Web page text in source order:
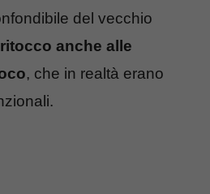
del vecchio
anche alle
, che in realtà erano